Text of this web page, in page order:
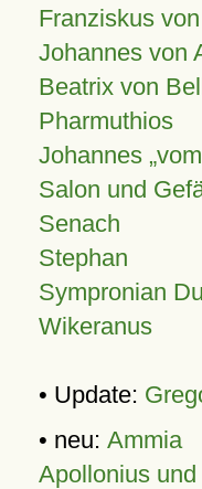
Franziskus
Johannes von
Beatrix von
Pharmuthios
Johannes
Salon und
Senach
Stephan
Sympronian
Wikeranus
• Update:
• neu: Ammia
Apollonius